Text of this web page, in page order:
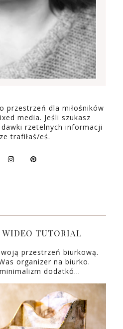
przestrzeń dla miłośników
media. Jeśli szukasz
rzetelnych informacji
trafiłaś/eś.
WIDEO TUTORIAL
przestrzeń biurkową.
organizer na biurko.
dodatkó…